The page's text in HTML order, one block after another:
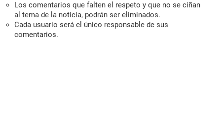
Los comentarios que falten el respeto y que no se ciñan
al tema de la noticia, podrán ser eliminados.
Cada usuario será el único responsable de sus
comentarios.